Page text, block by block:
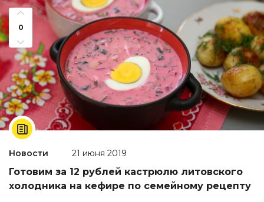
0
Новости 21 июня 2019
Готовим за 12 рублей кастрюлю литовского
холодника на кефире по семейному рецепту